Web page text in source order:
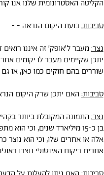
הקליטה האסטרונומית שלנו אנו
סביבות:בועת היקום הנראה - -
נצר:מעבר ל׳אופק׳ זה איננו רואים
יתכן שקיימים מעבר לו יקומים
שוררים בהם חוקים כמו כאן, או
סביבות:האם יתכן שרק היקום
נצר:התמונה המקובלת ביותר
בן כ-15 מיליארד שנים, וכי
אלה או אחרים שלו, וכי הוא נוצר
אחרים ביקום האינסופי נוצרו